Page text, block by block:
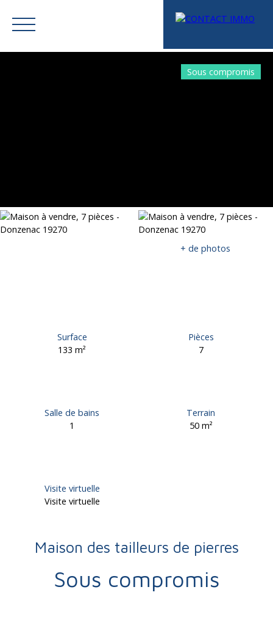
Mes favoris Espace vendeur Estimation
Sous compromis
+ de photos
Surface
133m²
Pièces
7
Salle de bains
1
Terrain
50 m²
Visite virtuelle
Visite virtuelle
Maison des tailleurs de pierres
Sous compromis